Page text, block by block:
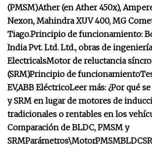
(PMSM)Ather (en Ather 450x),
Nexon, Mahindra XUV 400, MG
Tiago.Principio de funcionamiento:
India Pvt. Ltd. Ltd., obras de
ElectricalsMotor de reluctancia
(SRM)Principio de funcionamiento
EV,ABB EléctricoLeer más: ¿Por qué
y SRM en lugar de motores de
tradicionales o rentables en los
Comparación de BLDC, PMSM y
SRMParámetros\MotorPMSMBLDC